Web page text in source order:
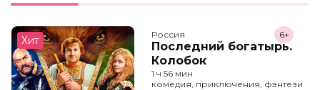
Хит Россия
Последний богатырь.
Колобок
6+
1 ч 56 мин
комедия, приключения, фэнтези